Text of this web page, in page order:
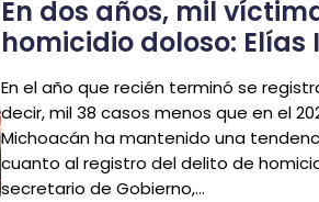
En dos años, mil
homicidio doloso: Elías
En el año que recién terminó se
decir, mil 38 casos menos que en el
Michoacán ha mantenido una
cuanto al registro del delito de
secretario de Gobierno,…